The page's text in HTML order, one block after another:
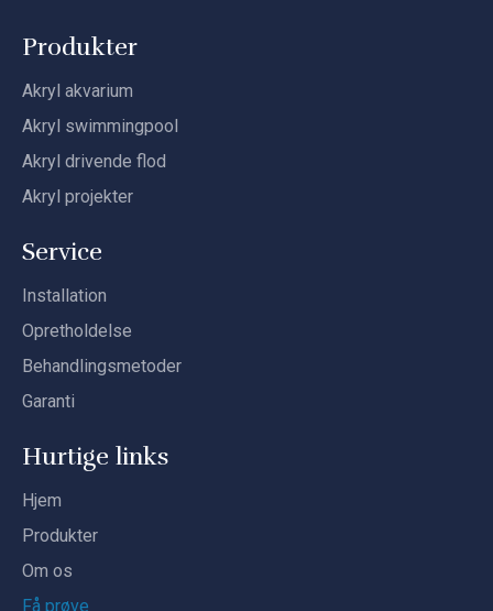
Produkter
Akryl akvarium
Akryl swimmingpool
Akryl drivende flod
Akryl projekter
Service
Installation
Opretholdelse
Behandlingsmetoder
Garanti
Hurtige links
Hjem
Produkter
Om os
Få prøve